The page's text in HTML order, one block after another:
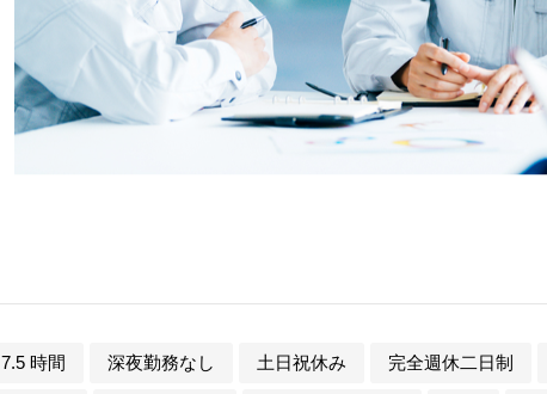
時間 深夜勤務なし 土日祝休み 完全週休二日制